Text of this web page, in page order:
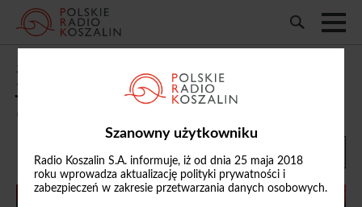
Szanowny użytkowniku
Radio Koszalin S.A. informuje, iż od dnia 25 maja 2018
roku wprowadza aktualizację polityki prywatności i
zabezpieczeń w zakresie przetwarzania danych osobowych.
30. Dni Białego Boru już w sobotę.
Jubileuszowa edycja w zmienionej formie
07/07/2026, 19:17